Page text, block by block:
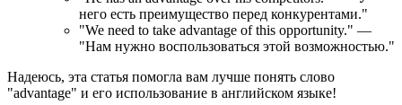
него есть преимущество перед конкурентами."
"We need to take advantage of this opportunity." —
"Нам нужно воспользоваться этой возможностью."
Надеюсь, эта статья помогла вам лучше понять слово
"advantage" и его использование в английском языке!